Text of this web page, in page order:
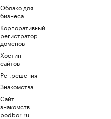
Облако для
бизнеса
Корпоративный
регистратор
доменов
Хостинг
сайтов
Рег.решения
Знакомства
Сайт
знакомств
podbor.ru